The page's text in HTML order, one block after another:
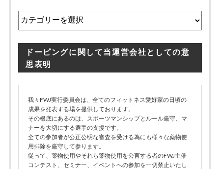
テ
リ
ドーピングに関して当運営会社としての意
思表明
我々FWJ実行委員会は、全てのフィットネス愛好家の日頃の
成果を発表する場を提供しております。
その根底にあるのは、スポーツマンシップとルール厳守、マ
ナーを大切にする選手の支援です。
全ての参加者が公正公明な審査を受ける為にも様々な薬物使
用排除を厳守して参ります。
従って、薬物使用やそれら薬物使用を公言する者のFWJ主催
コンテスト、セミナー、イベントへの参加を一切禁止いたし